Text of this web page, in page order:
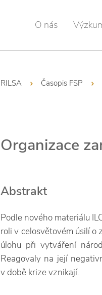
O nás
RILSA Časopis FSP
Organizace
Abstrakt
Podle nového materiálu
roli v celosvětovém úsilí o
úlohu při vytváření
Reagovaly na její
v době krize vznikají.